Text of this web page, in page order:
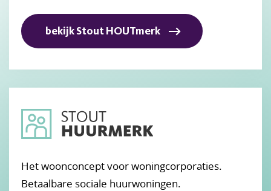
bekijk Stout HOUTmerk
Het woonconcept voor woningcorporaties.
Betaalbare sociale huurwoningen.